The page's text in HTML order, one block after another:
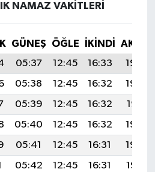
NAMAZ VAKITLERI
GÜNEŞ ÖĞLE İKINDI
05:37 12:45 16:33
19:44
05:38 12:45 16:32
19:42
05:39 12:45 16:32
19:41
05:40 12:45 16:32
19:40
05:41 12:45 16:31
19:39
05:42 12:45 16:31
19:38